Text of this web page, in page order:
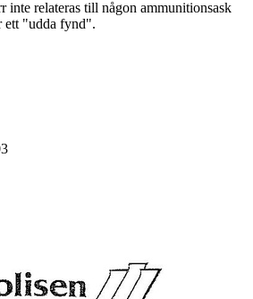
inte relateras till någon ammunitionsask
ett "udda fynd".